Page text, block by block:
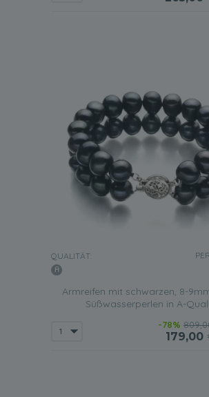
QUALITÄT:
Armreifen mit schwarzen, 8-
Süßwasserperlen in A-
-78%
179,00